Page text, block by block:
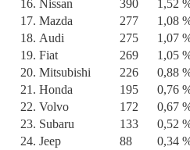
16. Nissan 390 1,52
17. Mazda
277 1,08
18. Audi
275 1,07
19. Fiat
269 1,05
20. Mitsubishi
226 0,88
21. Honda
195 0,76
22. Volvo
172 0,67
23. Subaru
133 0,52
24. Jeep
88 0,34